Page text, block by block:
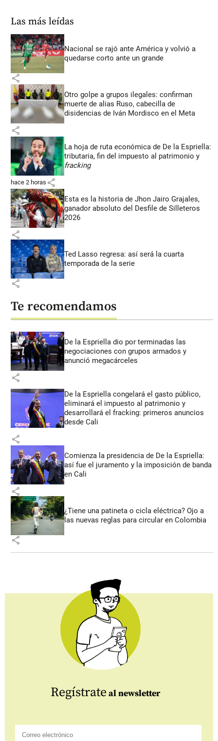
Las más leídas
Nacional se rajó ante América y volvió a
quedarse corto ante un grande
share
Otro golpe a grupos ilegales: confirman
muerte de alias Ruso, cabecilla de
disidencias de Iván Mordisco en el Meta
share
La hoja de ruta económica de De la Espriella:
tributaria, fin del impuesto al patrimonio y
fracking
hace 2 horas share
Esta es la historia de Jhon Jairo Grajales,
ganador absoluto del Desfile de Silleteros
2026
share
Ted Lasso regresa: así será la cuarta
temporada de la serie
share
Te recomendamos
De la Espriella dio por terminadas las
negociaciones con grupos armados y
anunció megacárceles
share
De la Espriella congelará el gasto público,
eliminará el impuesto al patrimonio y
desarrollará el fracking: primeros anuncios
desde Cali
share
Comienza la presidencia de De la Espriella:
así fue el juramento y la imposición de banda
en Cali
share
¿Tiene una patineta o cicla eléctrica? Ojo a
las nuevas reglas para circular en Colombia
share
Regístrate al newsletter